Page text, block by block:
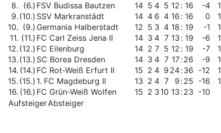
8. (6.) FSV Budissa Bautzen 14 5 4 5 12 : 16 -4
9. (10.) SSV Markranstädt 14 4 6 4 16 : 16 0
10. (9.) Germania Halberstadt 12 5 3 4 18 : 19 -1
11. (11.) FC Carl Zeiss Jena II 14 3 4 7 13 : 19 -6
12. (12.) FC Eilenburg 14 2 7 5 12 : 19 -7
13. (13.) SC Borea Dresden 14 3 4 7 17:26 -9
14. (14.) FC Rot-Weiß Erfurt II 15 2 4 9 24:36 -12
15. (15.) 1. FC Magdeburg II 13 2 4 7 9 :25 -16
16. (16.) FC Grün-Weiß Wolfen 15 2 3 10 13 :23 -10
AufsteigerAbsteiger